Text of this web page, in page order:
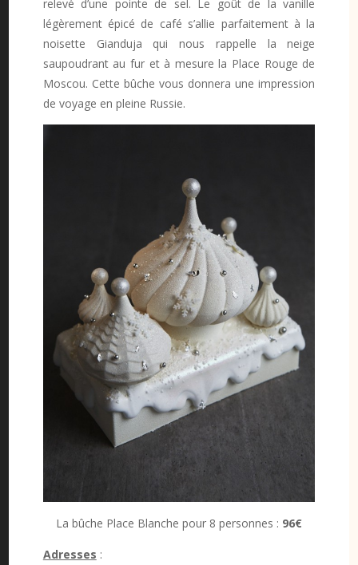
relevé d’une pointe de sel. Le goût de la vanille
légèrement épicé de café s’allie parfaitement à la
noisette Gianduja qui nous rappelle la neige
saupoudrant au fur et à mesure la Place Rouge de
Moscou. Cette bûche vous donnera une impression
de voyage en pleine Russie.
La bûche Place Blanche pour 8 personnes : 96€
Adresses :